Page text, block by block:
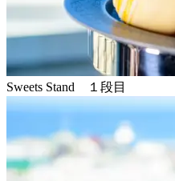
Sweets Stand １段目